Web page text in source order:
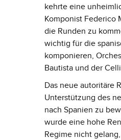
kehrte eine
Komponist Federico
die Runden zu
wichtig für die
komponieren,
Bautista und der
Das neue autoritäre
Unterstützung des
nach Spanien zu
wurde eine hohe
Regime nicht